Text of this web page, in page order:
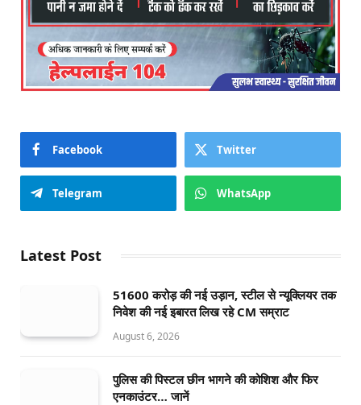
Facebook Twitter
Telegram WhatsApp
Latest Post
51600 करोड़ की नई उड़ान, स्टील से न्यूक्लियर तक
निवेश की नई इबारत लिख रहे CM सम्राट
August 6, 2026
पुलिस की पिस्टल छीन भागने की कोशिश और फिर
एनकाउंटर… जानें